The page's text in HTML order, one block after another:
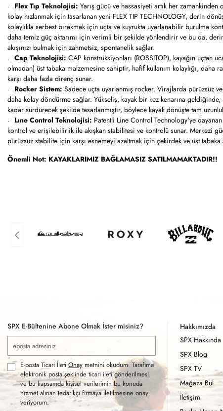
Flex Tıp Teknolojisi: Yarış gücü ve hassasiyeti artık her
kolay hızlanmak için tasarlanan yeni FLEX TIP TECHNOLOGY, derin
kolaylıkla serbest bırakmak için uçta ve kuyrukta uyarlanabilir burulma
daha temiz güç aktarımı için verimli bir şekilde yönlendirir ve bu da,
akışınızı bulmak için zahmetsiz, spontanelik sağlar.
Cap Teknolojisi: CAP konstrüksiyonları (ROSSITOP), kayağın uçtan
olmadan) üst tabaka malzemesine sahiptir, hafif kullanım kolaylığı, daha
karşı daha fazla direnç sunar.
Rocker Sistem: Sadece uçta uyarlanmış rocker. Virajlarda pürüzsüz
daha kolay döndürme sağlar. Yükseliş, kayak bir kez kenarına geldiğinde,
kadar sürdürecek şekilde tasarlanmıştır, böylece kayak dönüşte tam
Lıne Control Teknolojisi: Patentli Line Control Technology'ye
kontrol ve erişilebilirlik ile akışkan stabilitesi ve kontrolü sunar. Merkezi
pürüzsüz stabilite için karşı esnemeyi azaltmak için çekirdek ve üst
Önemli Not: KAYAKLARIMIZ BAĞLAMASIZ SATILMAMAKTADIR!!
SPX E-Bültenine Abone Olmak İster misiniz?
E-posta Ticari İleti Onaymetnini okudum. Tarafıma
elektronik posta şeklinde ticari ileti gönderilmesi
ve bu kapsamda kişisel verilerimin bu konuda
hizmet alınan tedarikçi firmaya iletilmesine onay
veriyorum.
Hakkımızda
SPX Hakkında
SPX Blog
SPX TV
Mağaza Bul
İletişim